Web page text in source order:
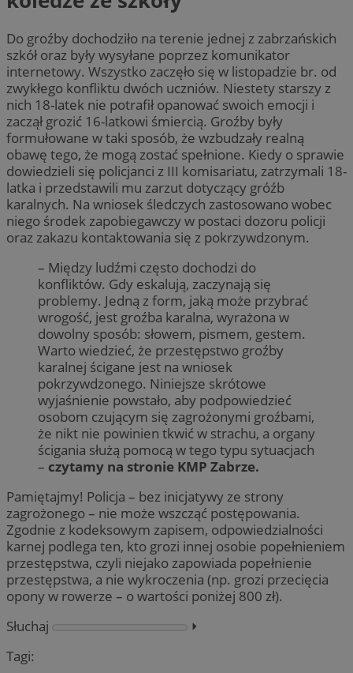
Do groźby dochodziło na terenie jednej z zabrzańskich
szkół oraz były wysyłane poprzez komunikator
internetowy. Wszystko zaczęło się w listopadzie br. od
zwykłego konfliktu dwóch uczniów. Niestety starszy z
nich 18-latek nie potrafił opanować swoich emocji i
zaczął grozić 16-latkowi śmiercią. Groźby były
formułowane w taki sposób, że wzbudzały realną
obawę tego, że mogą zostać spełnione. Kiedy o sprawie
dowiedzieli się policjanci z III komisariatu, zatrzymali 18-
latka i przedstawili mu zarzut dotyczący gróźb
karalnych. Na wniosek śledczych zastosowano wobec
niego środek zapobiegawczy w postaci dozoru policji
oraz zakazu kontaktowania się z pokrzywdzonym.
– Między ludźmi często dochodzi do
konfliktów. Gdy eskalują, zaczynają się
problemy. Jedną z form, jaką może przybrać
wrogość, jest groźba karalna, wyrażona w
dowolny sposób: słowem, pismem, gestem.
Warto wiedzieć, że przestępstwo groźby
karalnej ścigane jest na wniosek
pokrzywdzonego. Niniejsze skrótowe
wyjaśnienie powstało, aby podpowiedzieć
osobom czującym się zagrożonymi groźbami,
że nikt nie powinien tkwić w strachu, a organy
ścigania służą pomocą w tego typu sytuacjach
– czytamy na stronie KMP Zabrze.
Pamiętajmy! Policja – bez inicjatywy ze strony
zagrożonego – nie może wszcząć postępowania.
Zgodnie z kodeksowym zapisem, odpowiedzialności
karnej podlega ten, kto grozi innej osobie popełnieniem
przestępstwa, czyli niejako zapowiada popełnienie
przestępstwa, a nie wykroczenia (np. grozi przecięcia
opony w rowerze – o wartości poniżej 800 zł).
Słuchaj
⏵︎
Tagi: